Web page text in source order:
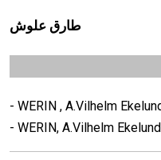
طارق علوش
- WERIN , A.Vilhelm
- WERIN, A.Vilhelm